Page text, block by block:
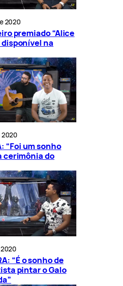
2020
premiado “Alice
na
2020
“Foi um sonho
cerimônia do
“É o sonho de
pintar o Galo